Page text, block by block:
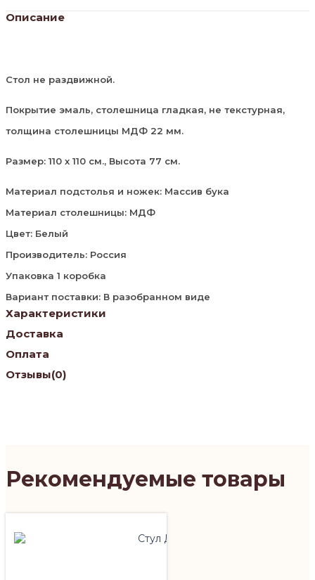
Описание
Стол не раздвижной.
Покрытие эмаль, столешница гладкая, не текстурная,
толщина столешницы МДФ 22 мм.
Размер: 110 х 110 см., Высота 77 см.
Материал подстолья и ножек: Массив бука
Материал столешницы: МДФ
Цвет: Белый
Производитель: Россия
Упаковка 1 коробка
Вариант поставки: В разобранном виде
Характеристики
Доставка
Оплата
Отзывы(0)
Рекомендуемые товары